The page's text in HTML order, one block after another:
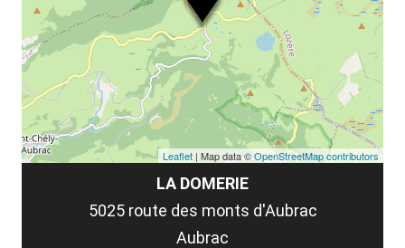
LA DOMERIE
5025 route des monts d'Aubrac
Aubrac
Leaflet | Map data ©OpenStreetMap contributors